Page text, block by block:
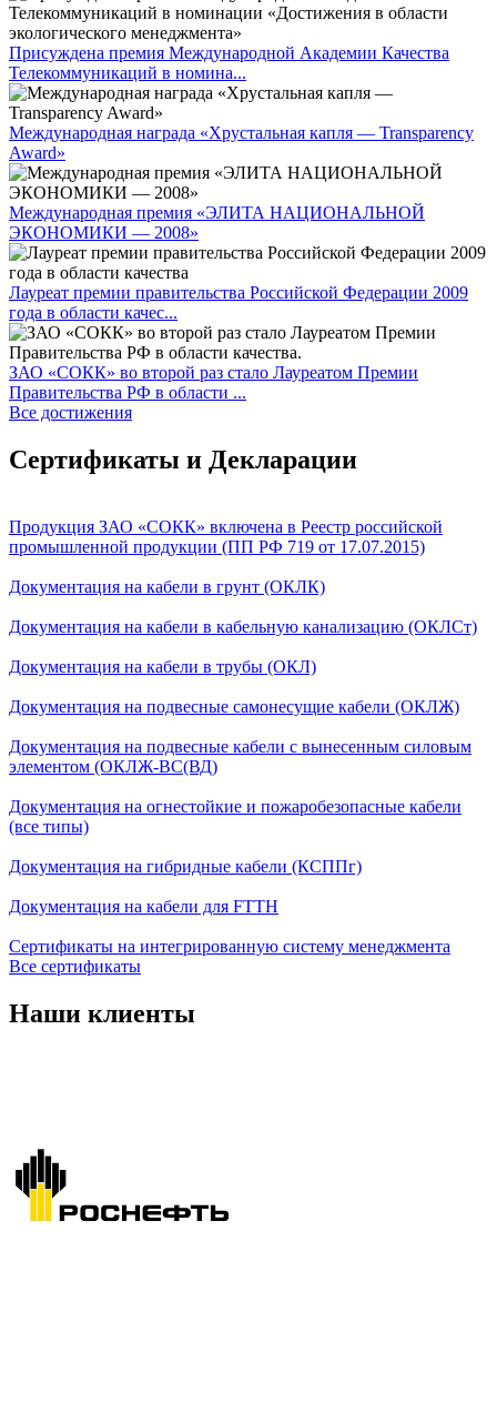
Присуждена премия Международной Академии Качества
Телекоммуникаций в номина...
Международная награда «Хрустальная капля — Transparency
Award»
Международная премия «ЭЛИТА НАЦИОНАЛЬНОЙ
ЭКОНОМИКИ — 2008»
Лауреат премии правительства Российской Федерации 2009
года в области качес...
ЗАО «СОКК» во второй раз стало Лауреатом Премии
Правительства РФ в области ...
Все достижения
Сертификаты и Декларации
Продукция ЗАО «СОКК» включена в Реестр российской
промышленной продукции (ПП РФ 719 от 17.07.2015)
Документация на кабели в грунт (ОКЛК)
Документация на кабели в кабельную канализацию (ОКЛСт)
Документация на кабели в трубы (ОКЛ)
Документация на подвесные самонесущие кабели (ОКЛЖ)
Документация на подвесные кабели с вынесенным силовым
элементом (ОКЛЖ-ВС(ВД)
Документация на огнестойкие и пожаробезопасные кабели
(все типы)
Документация на гибридные кабели (КСППг)
Документация на кабели для FTTH
Сертификаты на интегрированную систему менеджмента
Все сертификаты
Наши клиенты